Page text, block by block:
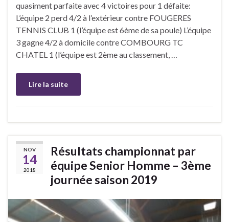
quasiment parfaite avec 4 victoires pour 1 défaite:
L’équipe 2 perd 4/2 à l’extérieur contre FOUGERES
TENNIS CLUB 1 (l’équipe est 6ème de sa poule) L’équipe
3 gagne 4/2 à domicile contre COMBOURG TC
CHATEL 1 (l’équipe est 2ème au classement, …
Lire la suite
NOV
14
2018
Résultats championnat par
équipe Senior Homme – 3ème
journée saison 2019